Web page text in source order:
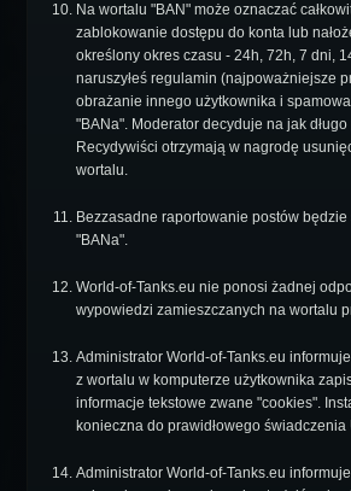
Na wortalu "BAN" może oznaczać
zablokowanie dostępu do konta lub
określony okres czasu - 24h, 72h, 7 dni,
naruszyłeś regulamin (najpoważniejsze
obrażanie innego użytkownika i
"BANa". Moderator decyduje na jak
Recydywiści otrzymają w nagrodę
wortalu.
Bezzasadne raportowanie postów będzie
"BANa".
World-of-Tanks.eu nie ponosi żadnej
wypowiedzi zamieszczanych na wortalu
Administrator World-of-Tanks.eu
z wortalu w komputerze użytkownika
informacje tekstowe zwane "cookies".
konieczna do prawidłowego świadczenia
Administrator World-of-Tanks.eu